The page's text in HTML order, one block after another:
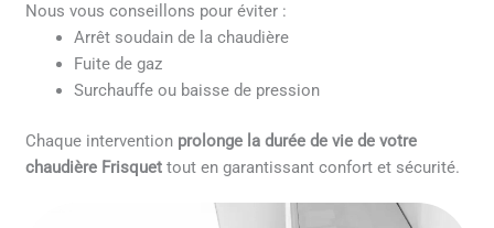
Nous vous conseillons pour éviter :
Arrêt soudain de la chaudière
Fuite de gaz
Surchauffe ou baisse de pression
Chaque intervention prolonge la durée de vie de votre
chaudière Frisquet tout en garantissant confort et sécurité.